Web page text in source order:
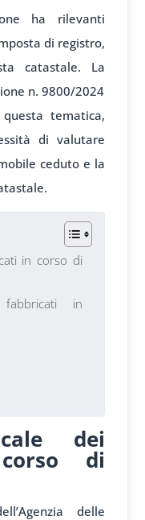
ha rilevanti
di registro,
catastale. La
n. 9800/2024
tematica,
di valutare
ceduto e la
in corso di
in
dei
di
delle